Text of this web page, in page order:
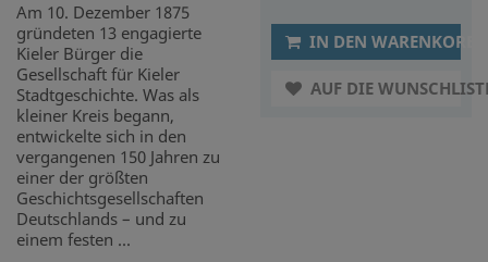
Am 10. Dezember 1875
gründeten 13 engagierte
Kieler Bürger die
Gesellschaft für Kieler
Stadtgeschichte. Was als
kleiner Kreis begann,
entwickelte sich in den
vergangenen 150 Jahren zu
einer der größten
Geschichtsgesellschaften
Deutschlands – und zu
einem festen ...
IN DEN WARENKORB
AUF DIE